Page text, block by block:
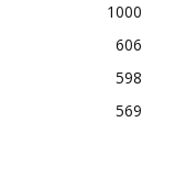
1000
606
598
569